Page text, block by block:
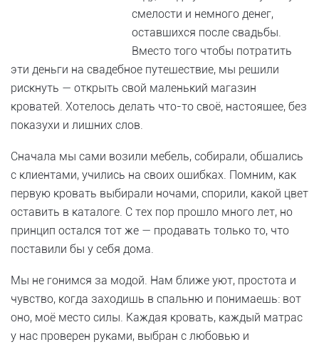
смелости и немного денег,
оставшихся после свадьбы.
Вместо того чтобы потратить
эти деньги на свадебное путешествие, мы решили
рискнуть — открыть свой маленький магазин
кроватей. Хотелось делать что-то своё, настоящее, без
показухи и лишних слов.
Сначала мы сами возили мебель, собирали, общались
с клиентами, учились на своих ошибках. Помним, как
первую кровать выбирали ночами, спорили, какой цвет
оставить в каталоге. С тех пор прошло много лет, но
принцип остался тот же — продавать только то, что
поставили бы у себя дома.
Мы не гонимся за модой. Нам ближе уют, простота и
чувство, когда заходишь в спальню и понимаешь: вот
оно, моё место силы. Каждая кровать, каждый матрас
у нас проверен руками, выбран с любовью и